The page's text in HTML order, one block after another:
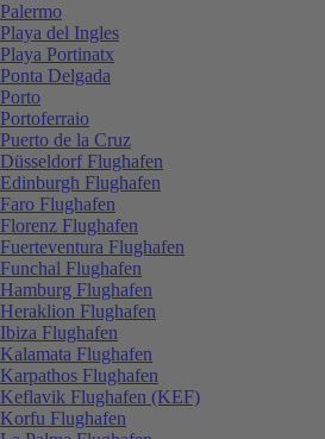
Palermo
Playa del Ingles
Playa Portinatx
Ponta Delgada
Porto
Portoferraio
Puerto de la Cruz
Düsseldorf Flughafen
Edinburgh Flughafen
Faro Flughafen
Florenz Flughafen
Fuerteventura Flughafen
Funchal Flughafen
Hamburg Flughafen
Heraklion Flughafen
Ibiza Flughafen
Kalamata Flughafen
Karpathos Flughafen
Keflavik Flughafen (KEF)
Korfu Flughafen